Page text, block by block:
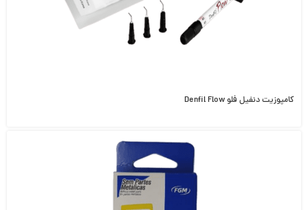
کامپوزیت دنفیل فلو Denfil Flow